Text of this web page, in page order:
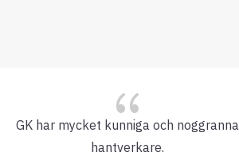
{
GK har mycket kunniga och noggranna
hantverkare.